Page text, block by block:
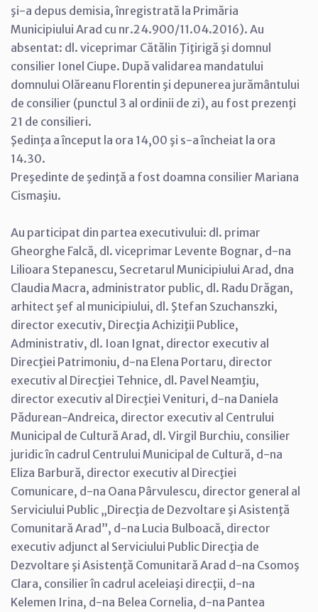
şi-a depus demisia, înregistrată la Primăria
Municipiului Arad cu nr.24.900/11.04.2016). Au
absentat: dl. viceprimar Cătălin Ţiţirigă şi domnul
consilier Ionel Ciupe. După validarea mandatului
domnului Olăreanu Florentin şi depunerea jurământului
de consilier (punctul 3 al ordinii de zi), au fost prezenţi
21 de consilieri.
Şedinţa a început la ora 14,00 şi s-a încheiat la ora
14.30.
Preşedinte de şedinţă a fost doamna consilier Mariana
Cismaşiu.
Au participat din partea executivului: dl. primar
Gheorghe Falcă, dl. viceprimar Levente Bognar, d-na
Lilioara Stepanescu, Secretarul Municipiului Arad, dna
Claudia Macra, administrator public, dl. Radu Drăgan,
arhitect şef al municipiului, dl. Ştefan Szuchanszki,
director executiv, Direcţia Achiziţii Publice,
Administrativ, dl. Ioan Ignat, director executiv al
Direcţiei Patrimoniu, d-na Elena Portaru, director
executiv al Direcţiei Tehnice, dl. Pavel Neamţiu,
director executiv al Direcţiei Venituri, d-na Daniela
Pădurean-Andreica, director executiv al Centrului
Municipal de Cultură Arad, dl. Virgil Burchiu, consilier
juridic în cadrul Centrului Municipal de Cultură, d-na
Eliza Barbură, director executiv al Direcţiei
Comunicare, d-na Oana Pârvulescu, director general al
Serviciului Public „Direcţia de Dezvoltare şi Asistenţă
Comunitară Arad”, d-na Lucia Bulboacă, director
executiv adjunct al Serviciului Public Direcţia de
Dezvoltare şi Asistenţă Comunitară Arad d-na Csomoş
Clara, consilier în cadrul aceleiaşi direcţii, d-na
Kelemen Irina, d-na Belea Cornelia, d-na Pantea